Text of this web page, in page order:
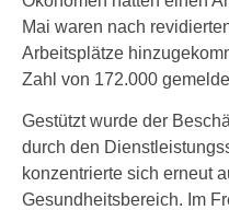
Mai waren nach
Arbeitsplätze
Zahl von 172.000
Gestützt wurde der
durch den
konzentrierte sich erneut
Gesundheitsbereich. Im